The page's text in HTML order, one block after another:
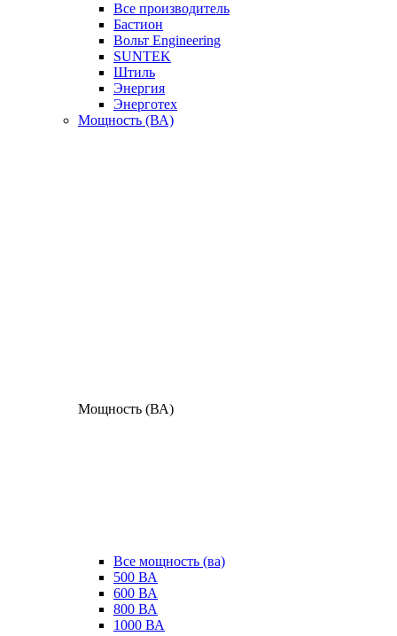
Все производитель
Бастион
Вольт Engineering
SUNTEK
Штиль
Энергия
Энерготех
Мощность (ВА)
Мощность (ВА)
Все мощность (ва)
500 ВА
600 ВА
800 ВА
1000 ВА